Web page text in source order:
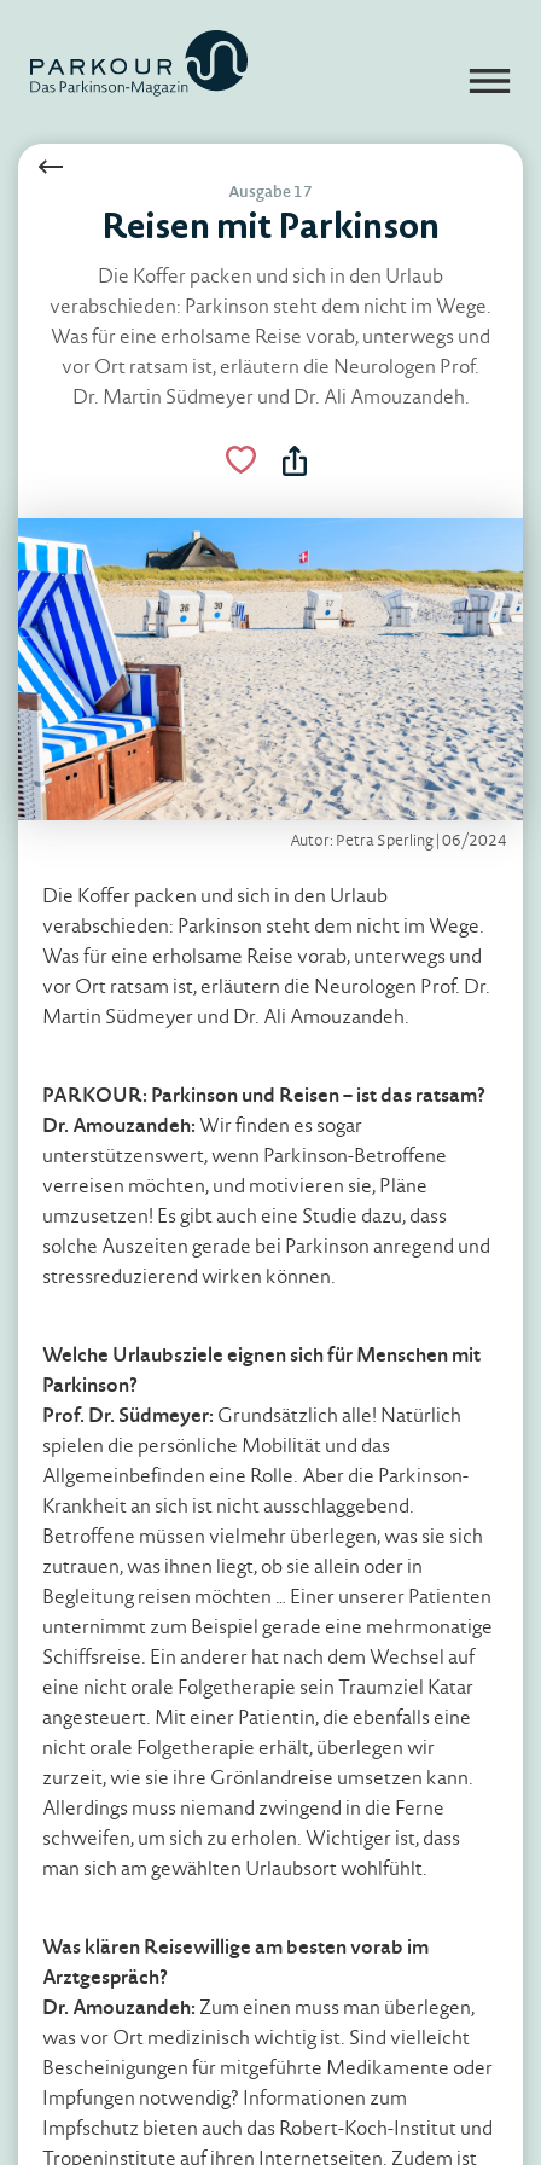
Ausgabe 17
Reisen mit Parkinson
Die Koffer packen und sich in den Urlaub
verabschieden: Parkinson steht dem nicht im Wege.
Was für eine erholsame Reise vorab, unterwegs und
vor Ort ratsam ist, erläutern die Neurologen Prof.
Dr. Martin Südmeyer und Dr. Ali Amouzandeh.
Autor: Petra Sperling | 06/2024
Die Koffer packen und sich in den Urlaub
verabschieden: Parkinson steht dem nicht im Wege.
Was für eine erholsame Reise vorab, unterwegs und
vor Ort ratsam ist, erläutern die Neurologen Prof. Dr.
Martin Südmeyer und Dr. Ali Amouzandeh.
PARKOUR: Parkinson und Reisen – ist das ratsam?
Dr. Amouzandeh:Wir finden es sogar
unterstützenswert, wenn Parkinson-Betroffene
verreisen möchten, und motivieren sie, Pläne
umzusetzen! Es gibt auch eine Studie dazu, dass
solche Auszeiten gerade bei Parkinson anregend und
stressreduzierend wirken können.
Welche Urlaubsziele eignen sich für Menschen mit
Parkinson?
Prof. Dr. Südmeyer: Grundsätzlich alle! Natürlich
spielen die persönliche Mobilität und das
Allgemeinbefinden eine Rolle. Aber die Parkinson-
Krankheit an sich ist nicht ausschlaggebend.
Betroffene müssen vielmehr überlegen, was sie sich
zutrauen, was ihnen liegt, ob sie allein oder in
Begleitung reisen möchten … Einer unserer Patienten
unternimmt zum Beispiel gerade eine mehrmonatige
Schiffsreise. Ein anderer hat nach dem Wechsel auf
eine nicht orale Folgetherapie sein Traumziel Katar
angesteuert. Mit einer Patientin, die ebenfalls eine
nicht orale Folgetherapie erhält, überlegen wir
zurzeit, wie sie ihre Grönlandreise umsetzen kann.
Allerdings muss niemand zwingend in die Ferne
schweifen, um sich zu erholen. Wichtiger ist, dass
man sich am gewählten Urlaubsort wohlfühlt.
Was klären Reisewillige am besten vorab im
Arztgespräch?
Dr. Amouzandeh: Zum einen muss man überlegen,
was vor Ort medizinisch wichtig ist. Sind vielleicht
Bescheinigungen für mitgeführte Medikamente oder
Impfungen notwendig? Informationen zum
Impfschutz bieten auch das Robert-Koch-Institut und
Tropeninstitute auf ihren Internetseiten. Zudem ist